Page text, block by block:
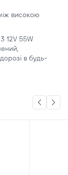
високою
12V 55W
в будь-